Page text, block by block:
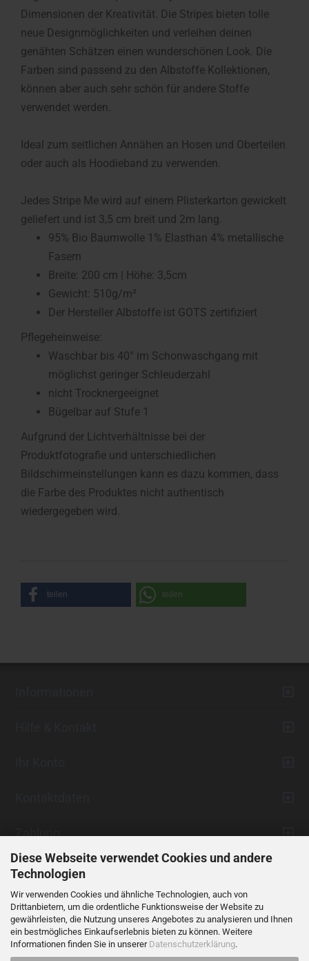
Diese Webseite verwendet Cookies und andere
Technologien
Wir verwenden Cookies und ähnliche Technologien, auch von
Drittanbietern, um die ordentliche Funktionsweise der Website zu
gewährleisten, die Nutzung unseres Angebotes zu analysieren und Ihnen
ein bestmögliches Einkaufserlebnis bieten zu können. Weitere
Informationen finden Sie in unserer Datenschutzerklärung.
Dimensionen der Kreativität. Die Stripes bieten tolle
neue Designmöglichkeiten und verleihen deinen
genähten Schätzen einen wunderschönen Look. Die
Farben sind passend zu den Albstoffe Kollektionen,
können aber auch sehr schön für andere Stoffe
verwendet werden.
Ideal zum seitlichen Annähen an Hosen und Oberteilen
oder auch als Hoodieband zu verwenden.
Jedes Stripe Me wird auf einem Plisterkarton gewickelt
geliefert und ist 3,5 cm breit und 2m lang.
95% Bio Baumwolle 1% Elasthan 4% metallische
Fasern
Breite: 200 cm | Höhe: 3,5cm
Gewicht: 510g/m²
Der Hersteller Albstoffe ist GOTS zertifiziert
Pflegeheinweise:
Waschbar bis 40° im Schonwaschgang mit
möglichst geringer Schleuderzahl
nicht Trocknergeeignet
Bügelbar auf Stufe 1
Aufgrund der Lichtverhältnisse bei der
Produktfotografie und unterschiedlichen
Bildschirmeinstellungen kann es dazu kommen, dass
die Farbe des Produktes nicht authentisch
wiedergegeben wird.
teilen teilen
Zahlung
Vertrag widerrufen